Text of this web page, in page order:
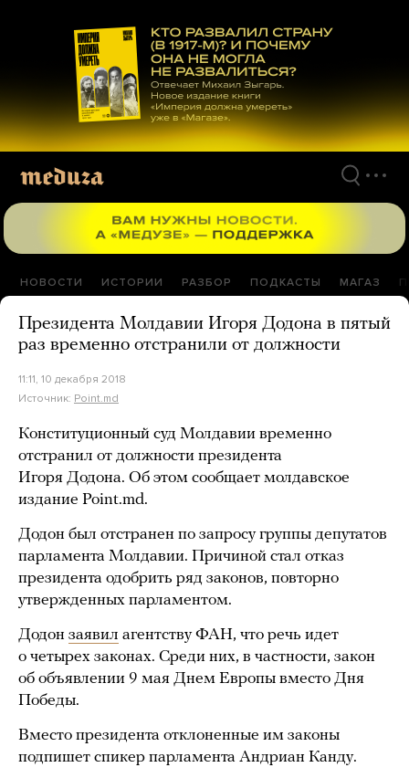
материалам
НОВОСТИ ИСТОРИИ РАЗБОР ПОДКАСТЫ МАГАЗ
Президента Молдавии Игоря Додона в пятый
раз временно отстранили от должности
11:11, 10 декабря 2018
Источник: Point.md
Конституционный суд Молдавии временно
отстранил от должности президента
Игоря Додона. Об этом сообщает молдавское
издание Point.md.
Додон был отстранен по запросу группы депутатов
парламента Молдавии. Причиной стал отказ
президента одобрить ряд законов, повторно
утвержденных парламентом.
Додон заявил агентству ФАН, что речь идет
о четырех законах. Среди них, в частности, закон
об объявлении 9 мая Днем Европы вместо Дня
Победы.
Вместо президента отклоненные им законы
подпишет спикер парламента Андриан Канду.